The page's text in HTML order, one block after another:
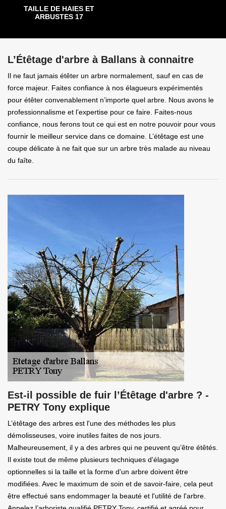
TAILLE DE HAIES ET
ARBUSTES 17
L’Étêtage d'arbre à Ballans à connaitre
Il ne faut jamais étêter un arbre normalement, sauf en cas de
force majeur. Faites confiance à nos élagueurs expérimentés
pour étêter convenablement n’importe quel arbre. Nous avons le
professionnalisme et l’expertise pour ce faire. Faites-nous
confiance, nous ferons tout ce qui est en notre pouvoir pour vous
fournir le meilleur service dans ce domaine. L’étêtage est une
coupe délicate à ne fait que sur un arbre très malade au niveau
du faîte.
Est-il possible de fuir l’Étêtage d'arbre ? -
PETRY Tony explique
L’étêtage des arbres est l'une des méthodes les plus
démolisseuses, voire inutiles faites de nos jours.
Malheureusement, il y a des arbres qui ne peuvent qu’être étêtés.
Il existe tout de même plusieurs techniques d'élagage
optionnelles si la taille et la forme d'un arbre doivent être
modifiées. Avec le maximum de soin et de savoir-faire, cela peut
être effectué sans endommager la beauté et l'utilité de l'arbre.